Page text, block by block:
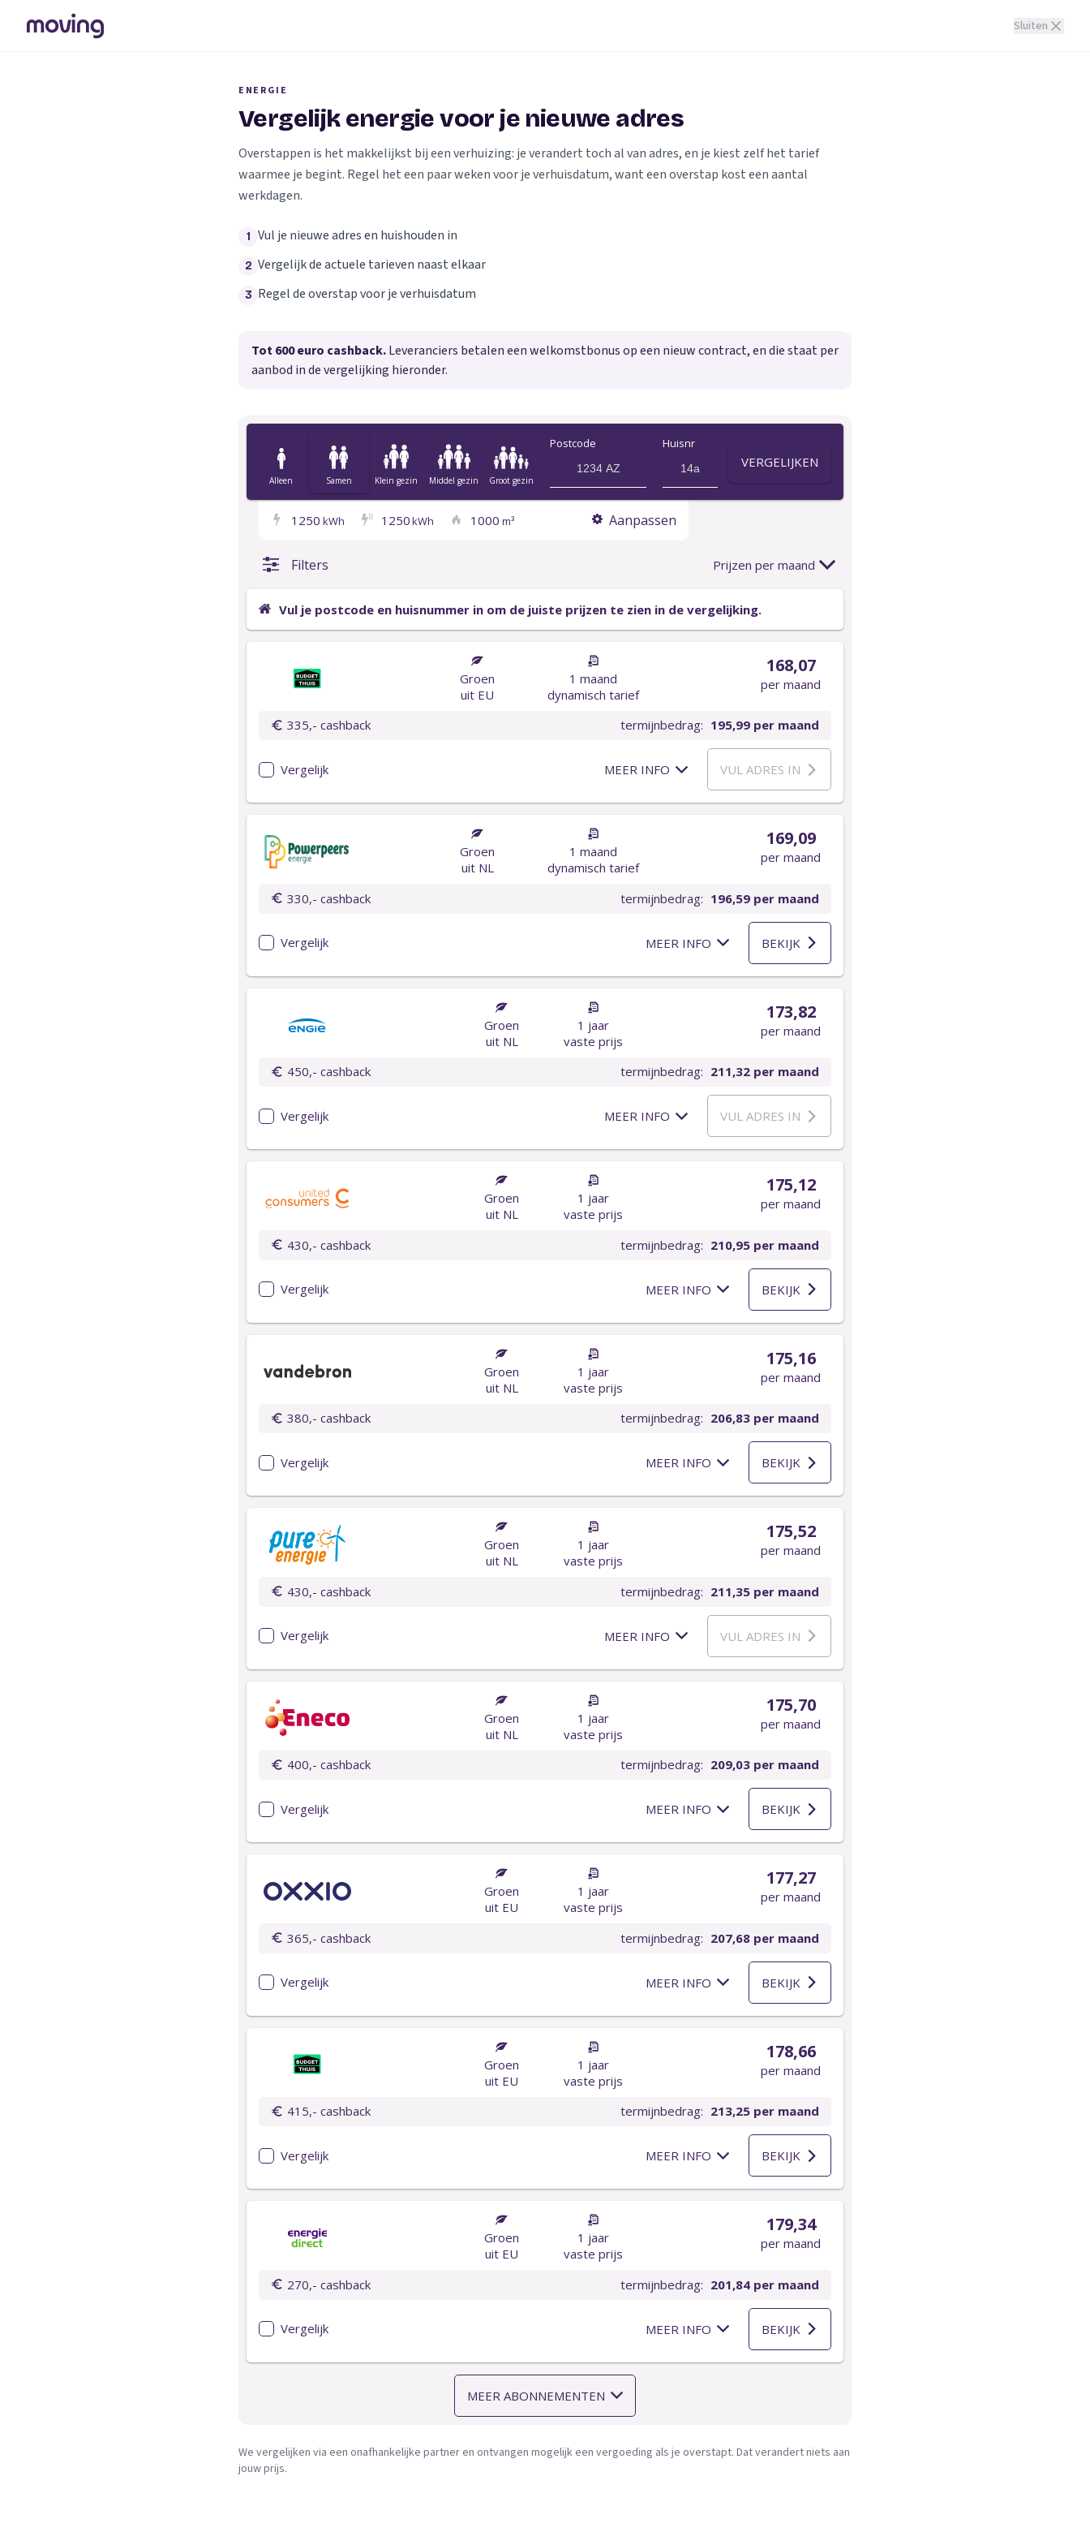
Sluiten
ENERGIE
Vergelijk energie voor je nieuwe adres
Overstappen is het makkelijkst bij een verhuizing: je verandert toch al van adres, en je kiest zelf het tarief
waarmee je begint. Regel het een paar weken voor je verhuisdatum, want een overstap kost een aantal
werkdagen.
1 Vul je nieuwe adres en huishouden in
2 Vergelijk de actuele tarieven naast elkaar
3 Regel de overstap voor je verhuisdatum
Tot 600 euro cashback.Leveranciers betalen een welkomstbonus op een nieuw contract, en die staat per
aanbod in de vergelijking hieronder.
We vergelijken via een onafhankelijke partner en ontvangen mogelijk een vergoeding als je overstapt. Dat verandert niets aan
jouw prijs.